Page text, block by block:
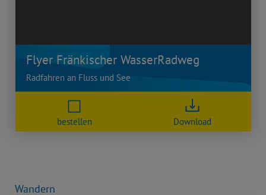
Flyer Fränkischer WasserRadweg
Radfahren an Fluss und See
bestellen Download
Wandern